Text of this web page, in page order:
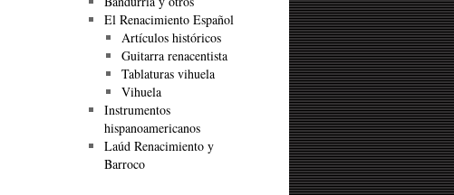
El Renacimiento Español
Artículos históricos
Guitarra renacentista
Tablaturas vihuela
Vihuela
Instrumentos
hispanoamericanos
Laúd Renacimiento y
Barroco